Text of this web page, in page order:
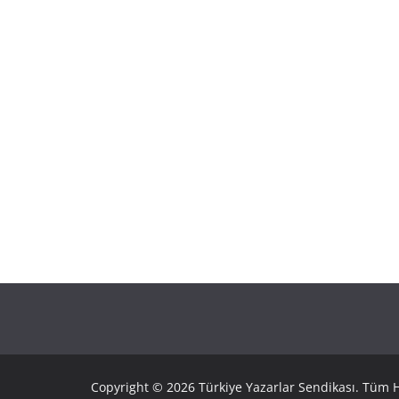
Copyright © 2026 Türkiye Yazarlar Sendikası. Tüm